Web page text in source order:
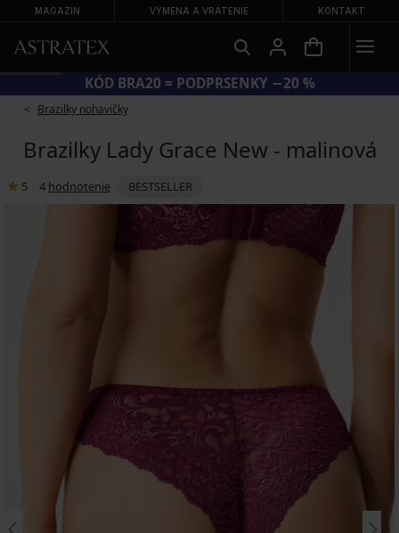
MAGAZÍN VÝMENA A VRÁTENIE KONTAKT
KÓD BRA20 = PODPRSENKY −20 %
Brazilky nohavičky
Brazilky Lady Grace New - malinová
5 4 hodnotenie BESTSELLER